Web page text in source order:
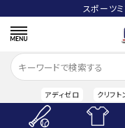
スポーツ
アディゼロ クリフ